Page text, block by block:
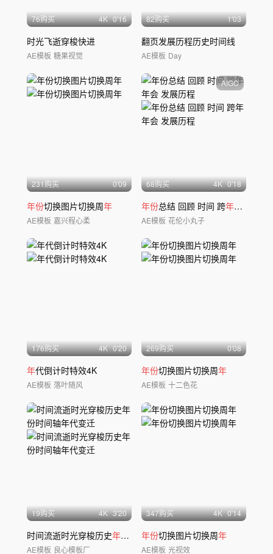
76购买 4K 0'16
时光飞逝穿梭快进
AE模板 糖果视觉
82购买 1'03
翻页发展历程历史时间线
AE模板 Day
231购买 0'09
年份切换图片切换周年
AE模板 嘉兴程心柔
AIGC
68购买 4K 0'18
年份总结 回顾 时间 跨年年
AE模板 花伦小丸子
176购买 4K 0'20
年代倒计时特效4K
AE模板 落叶随风
269购买 0'08
年份切换图片切换周年
AE模板 十二色花
19购买 4K 3'20
时间流逝时光穿梭历史年份 时间轴年代变迁
AE模板 良心模板厂
347购买 4K 0'14
年份切换图片切换周年
AE模板 光视效